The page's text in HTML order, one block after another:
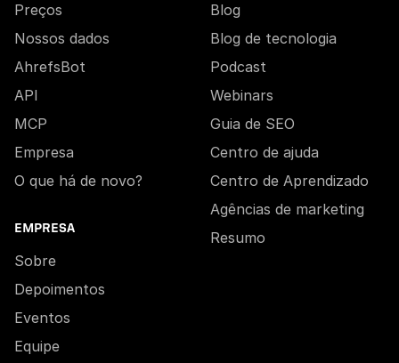
Preços
Nossos dados
AhrefsBot
API
MCP
Empresa
O que há de novo?
EMPRESA
Sobre
Depoimentos
Eventos
Equipe
Blog
Blog de tecnologia
Podcast
Webinars
Guia de SEO
Centro de ajuda
Centro de Aprendizado
Agências de marketing
Resumo